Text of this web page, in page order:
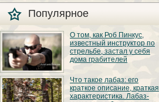
Популярное
О том, как Роб Пинкус,
известный инструктор по
стрельбе, застал у себя
дома грабителей
Вот вы всё говорите:
«В США круто, там
можно любого
постороннего в своём
Что такое лабаз: его
краткое описание, краткая
характеристика. Лабаз-